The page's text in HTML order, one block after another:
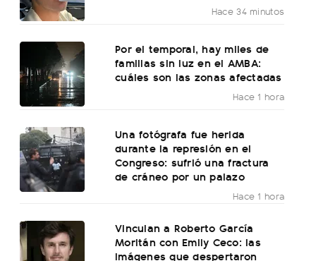
Hace 34 minutos
Por el temporal, hay miles de
familias sin luz en el AMBA:
cuáles son las zonas afectadas
Hace 1 hora
Una fotógrafa fue herida
durante la represión en el
Congreso: sufrió una fractura
de cráneo por un palazo
Hace 1 hora
Vinculan a Roberto García
Moritán con Emily Ceco: las
imágenes que despertaron